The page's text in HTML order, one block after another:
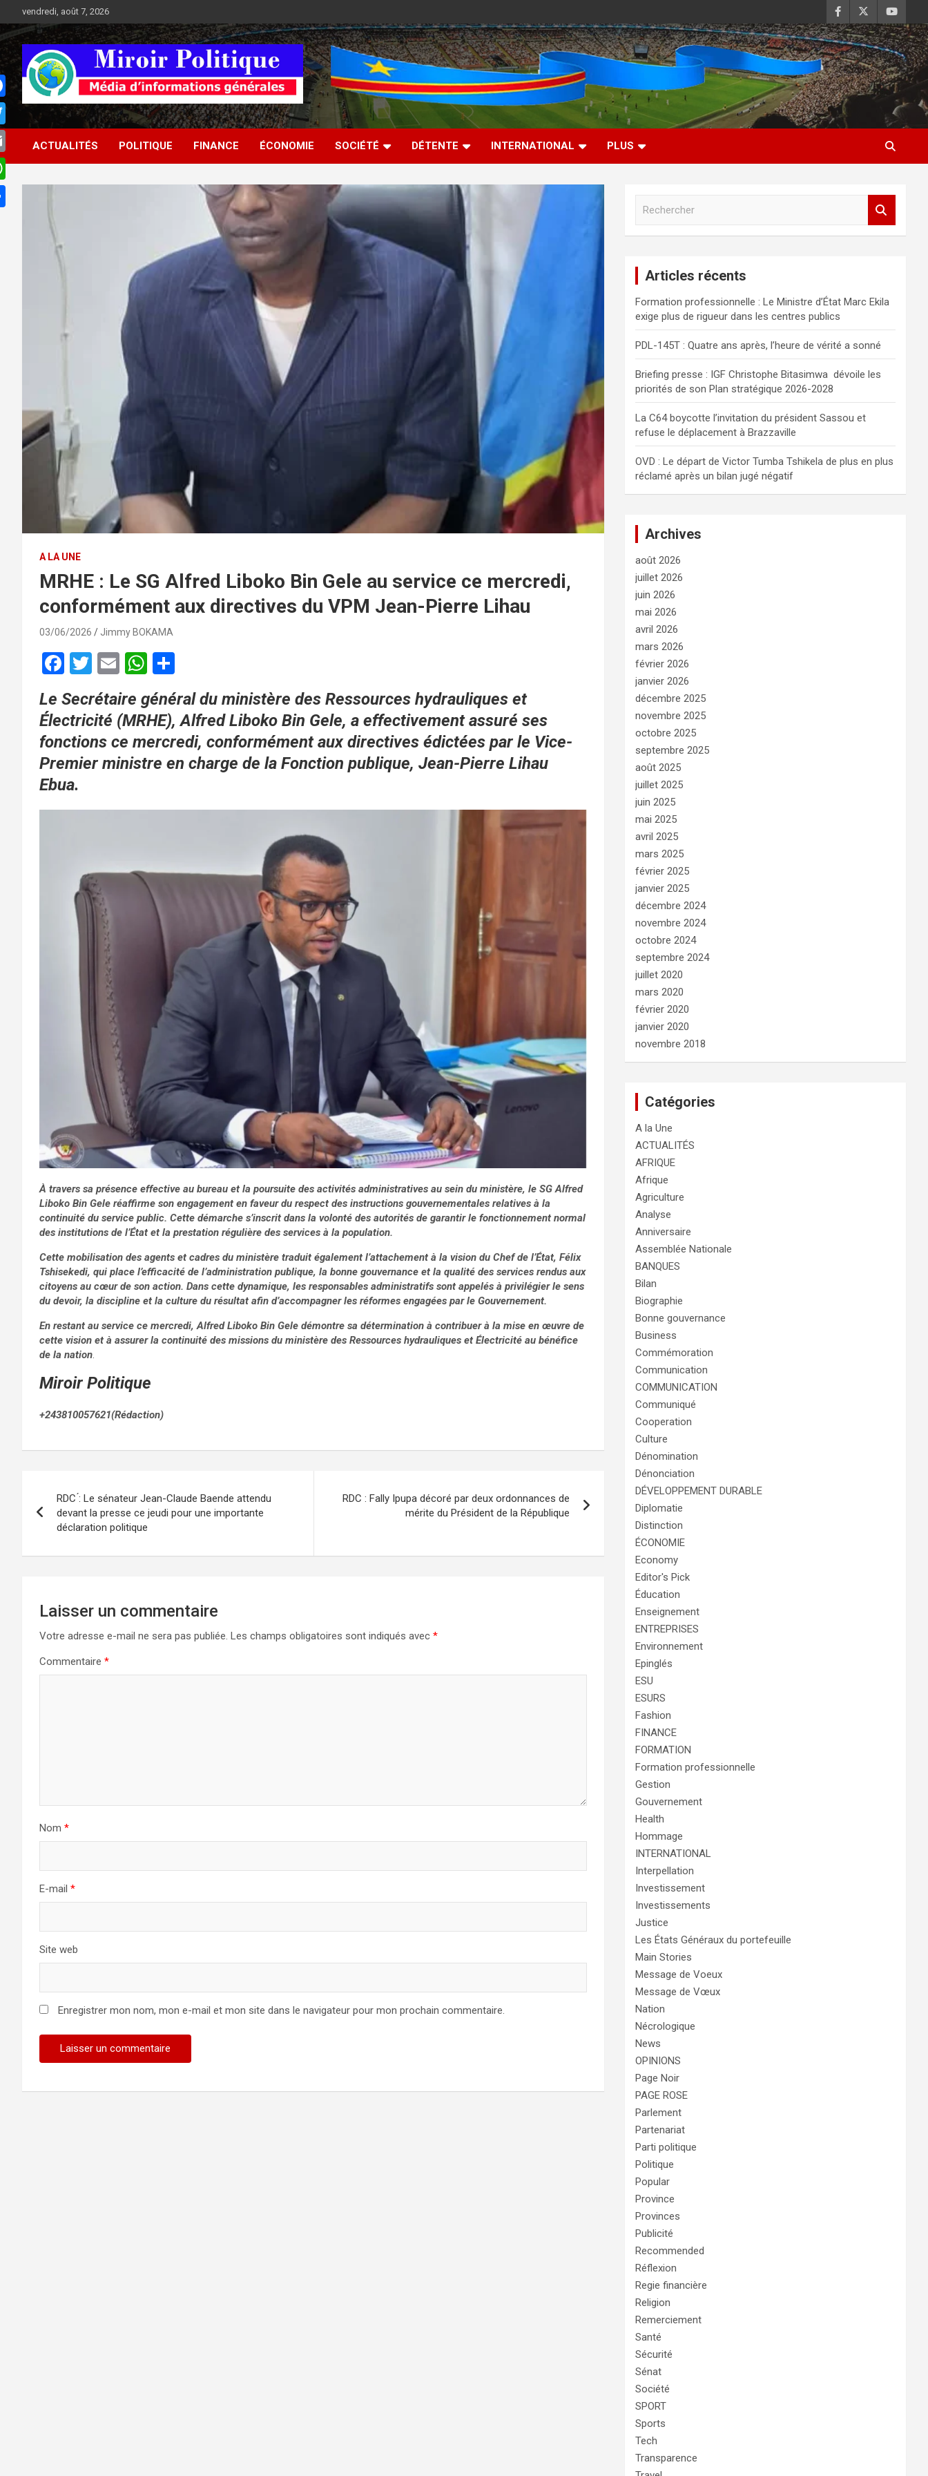
au
contenu
vendredi, août 7, 2026
Médias d'informations
socio-politiques
Médias d'informations socio-politiques
ACTUALITÉS POLITIQUE FINANCE ÉCONOMIE SOCIÉTÉ DÉTENTE INTERNATIONAL PLUS
A LA UNE
MRHE : Le SG Alfred Liboko Bin Gele au service ce mercredi,
conformément aux directives du VPM Jean-Pierre Lihau
03/06/2026 Jimmy BOKAMA
F
ce
b
o
o
k
T
wi
tt
er
E
m
ail
W
h
at
s
A
p
ar
ta
g
er
Le Secrétaire général du ministère des Ressources hydrauliques et
Électricité (MRHE), Alfred Liboko Bin Gele, a effectivement assuré ses
fonctions ce mercredi, conformément aux directives édictées par le Vice-
Premier ministre en charge de la Fonction publique, Jean-Pierre Lihau
Ebua.
À travers sa présence effective au bureau et la poursuite des activités administratives au sein du ministère, le SG Alfred
Liboko Bin Gele réaffirme son engagement en faveur du respect des instructions gouvernementales relatives à la
continuité du service public. Cette démarche s’inscrit dans la volonté des autorités de garantir le fonctionnement normal
des institutions de l’État et la prestation régulière des services à la population.
Cette mobilisation des agents et cadres du ministère traduit également l’attachement à la vision du Chef de l’État, Félix
Tshisekedi, qui place l’efficacité de l’administration publique, la bonne gouvernance et la qualité des services rendus aux
citoyens au cœur de son action. Dans cette dynamique, les responsables administratifs sont appelés à privilégier le sens
du devoir, la discipline et la culture du résultat afin d’accompagner les réformes engagées par le Gouvernement.
En restant au service ce mercredi, Alfred Liboko Bin Gele démontre sa détermination à contribuer à la mise en œuvre de
cette vision et à assurer la continuité des missions du ministère des Ressources hydrauliques et Électricité au bénéfice
de la nation.
Miroir Politique
+243810057621(Rédaction)
de
RDC ́: Le sénateur Jean-Claude Baende attendu
devant la presse ce jeudi pour une importante
déclaration politique
RDC : Fally Ipupa décoré par deux ordonnances de
mérite du Président de la République
Laisser un commentaire
Votre adresse e-mail ne sera pas publiée. Les champs obligatoires sont indiqués avec *
Commentaire *
Nom *
E-mail *
Site web
Enregistrer mon nom, mon e-mail et mon site dans le navigateur pour mon prochain commentaire.
c
h
e
r
Articles récents
Formation professionnelle : Le Ministre d’État Marc Ekila
exige plus de rigueur dans les centres publics
PDL-145T : Quatre ans après, l’heure de vérité a sonné
Briefing presse : IGF Christophe Bitasimwa dévoile les
priorités de son Plan stratégique 2026-2028
La C64 boycotte l’invitation du président Sassou et
refuse le déplacement à Brazzaville
OVD : Le départ de Victor Tumba Tshikela de plus en plus
réclamé après un bilan jugé négatif
Archives
août 2026
juillet 2026
juin 2026
mai 2026
avril 2026
mars 2026
février 2026
janvier 2026
décembre 2025
novembre 2025
octobre 2025
septembre 2025
août 2025
juillet 2025
juin 2025
mai 2025
avril 2025
mars 2025
février 2025
janvier 2025
décembre 2024
novembre 2024
octobre 2024
septembre 2024
juillet 2020
mars 2020
février 2020
janvier 2020
novembre 2018
Catégories
A la Une
ACTUALITÉS
AFRIQUE
Afrique
Agriculture
Analyse
Anniversaire
Assemblée Nationale
BANQUES
Bilan
Biographie
Bonne gouvernance
Business
Commémoration
Communication
COMMUNICATION
Communiqué
Cooperation
Culture
Dénomination
Dénonciation
DÉVELOPPEMENT DURABLE
Diplomatie
Distinction
ÉCONOMIE
Economy
Editor's Pick
Éducation
Enseignement
ENTREPRISES
Environnement
Epinglés
ESU
ESURS
Fashion
FINANCE
FORMATION
Formation professionnelle
Gestion
Gouvernement
Health
Hommage
INTERNATIONAL
Interpellation
Investissement
Investissements
Justice
Les États Généraux du portefeuille
Main Stories
Message de Voeux
Message de Vœux
Nation
Nécrologique
News
OPINIONS
Page Noir
PAGE ROSE
Parlement
Partenariat
Parti politique
Politique
Popular
Province
Provinces
Publicité
Recommended
Réflexion
Regie financière
Religion
Remerciement
Santé
Sécurité
Sénat
Société
SPORT
Sports
Tech
Transparence